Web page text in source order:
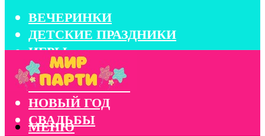
ВЕЧЕРИНКИ
ДЕТСКИЕ ПРАЗДНИКИ
ИГРЫ
КОНКУРСЫ
КОРПОРАТИВЫ
НОВЫЙ ГОД
СВАДЬБЫ
МЕНЮ